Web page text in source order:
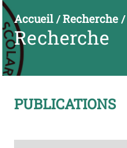
Accueil/Recherche/
Recherche
PUBLICATIONS